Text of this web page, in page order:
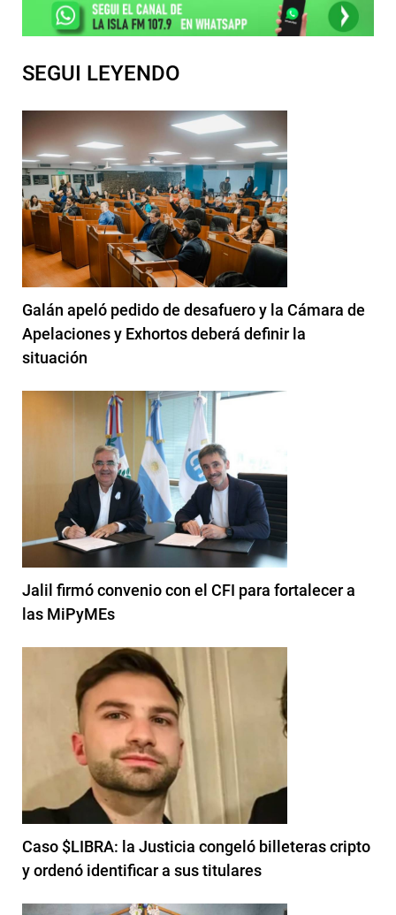
SEGUI LEYENDO
Galán apeló pedido de desafuero y la Cámara de
Apelaciones y Exhortos deberá definir la
situación
Jalil firmó convenio con el CFI para fortalecer a
las MiPyMEs
Caso $LIBRA: la Justicia congeló billeteras cripto
y ordenó identificar a sus titulares